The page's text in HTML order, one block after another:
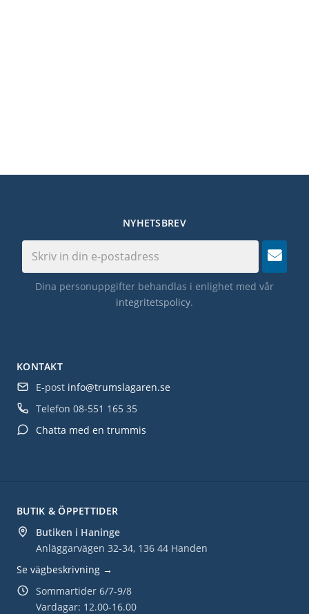
BUTIK & ÖPPETTIDER
Butiken i Haninge
Anläggarvägen 32-34, 136 44 Handen
Se vägbeskrivning →
Sommartider 6/7-9/8
Vardagar: 12.00-16.00
KONTAKT
E-post info@trumslagaren.se
Telefon 08-551 165 35
Chatta med en trummis
NYHETSBREV
Dina personuppgifter behandlas i enlighet med vår
integritetspolicy.